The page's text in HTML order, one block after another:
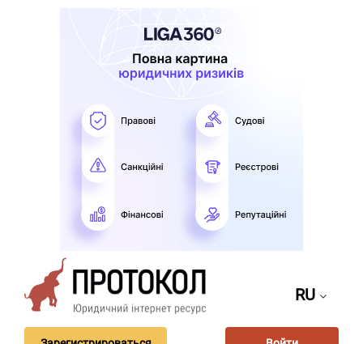
RU